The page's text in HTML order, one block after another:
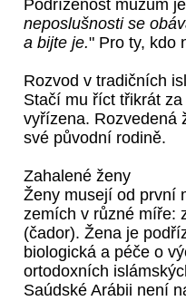
Podřízenost mužům
neposlušnosti se
a bijte je." Pro ty, kdo
Rozvod v tradičních
Stačí mu říct třikrát
vyřízena. Rozvedená
své původní rodině.
Zahalené ženy
Ženy musejí od první
zemích v různé míře:
(čador). Žena je
biologická a péče o
ortodoxních
Saúdské Arábii není